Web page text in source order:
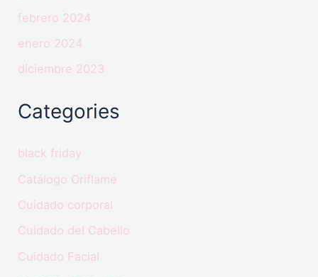
febrero 2024
enero 2024
diciembre 2023
Categories
black friday
Catálogo Oriflame
Cuidado corporal
Cuidado del Cabello
Cuidado Facial